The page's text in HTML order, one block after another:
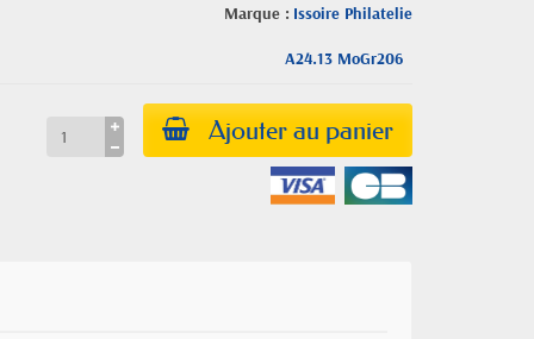
Marque : Issoire Philatelie
A24.13 MoGr206
Ajouter au panier